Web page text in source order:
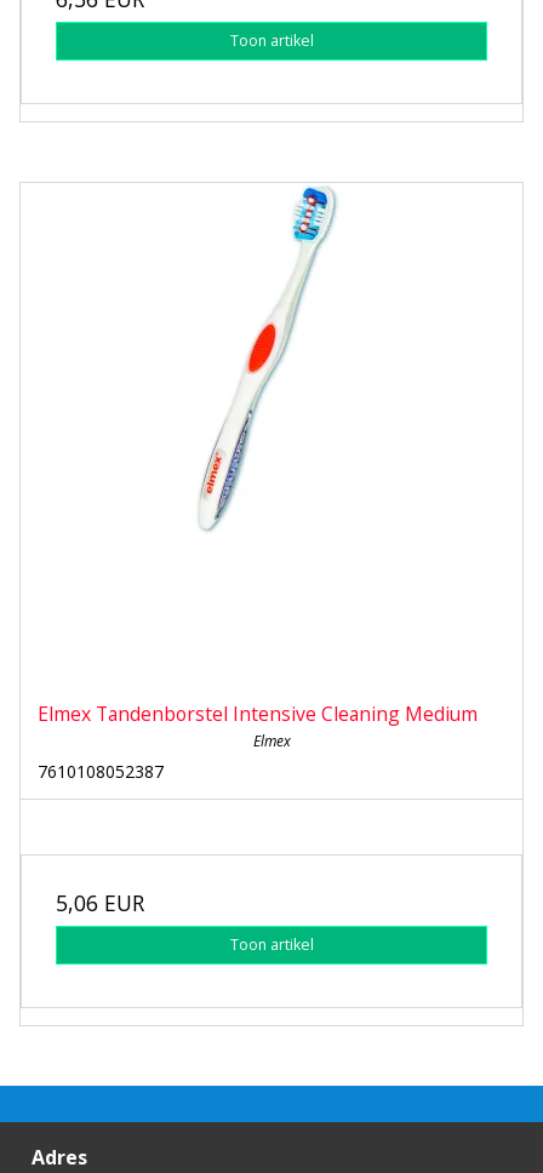
Toon artikel
Elmex Tandenborstel Intensive Cleaning Medium
Elmex
7610108052387
5,06 EUR
Toon artikel
Adres